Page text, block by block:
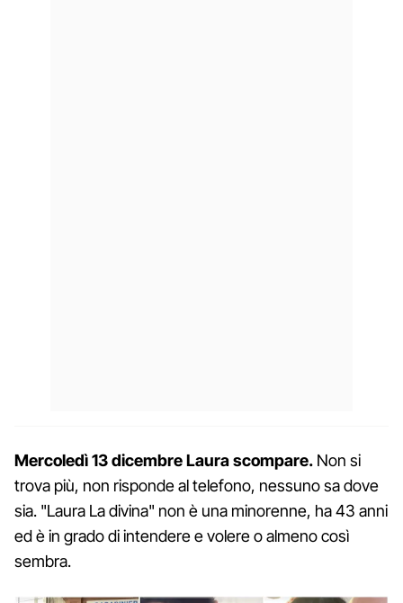
Mercoledì 13 dicembre Laura scompare. Non si
trova più, non risponde al telefono, nessuno sa dove
sia. "Laura La divina" non è una minorenne, ha 43 anni
ed è in grado di intendere e volere o almeno così
sembra.